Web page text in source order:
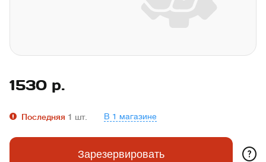
1530 р.
Последняя 1 шт. В 1 магазине
Зарезервировать ?